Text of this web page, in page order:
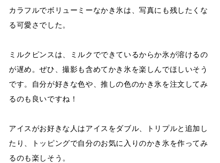
カラフルでボリューミーなかき氷は、写真にも残したくな
る可愛さでした。
ミルクピンスは、ミルクでできているからか氷が溶けるの
が遅め。ぜひ、撮影も含めてかき氷を楽しんでほしいそう
です。自分が好きな色や、推しの色のかき氷を注文してみ
るのも良いですね！
アイスがお好きな人はアイスをダブル、トリプルと追加し
たり、トッピングで自分のお気に入りのかき氷を作ってみ
るのも楽しそう。